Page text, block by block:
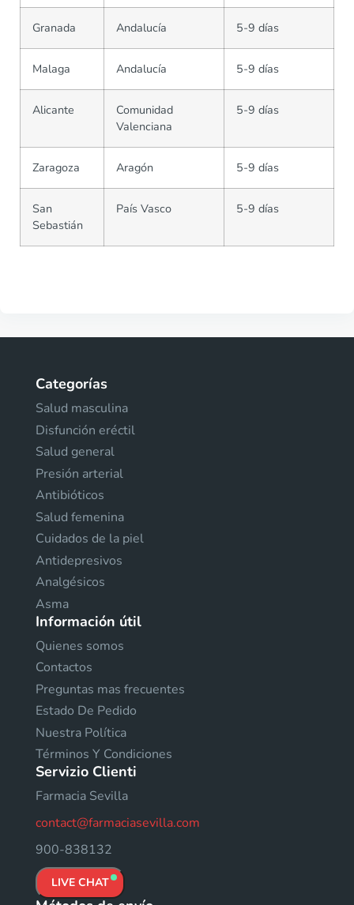
Granada Andalucía 5-9 días
Malaga Andalucía 5-9 días
Alicante
Comunidad
Valenciana
5-9 días
Zaragoza Aragón 5-9 días
San
Sebastián
País Vasco 5-9 días
Categorías
Salud masculina
Disfunción eréctil
Salud general
Presión arterial
Antibióticos
Salud femenina
Cuidados de la piel
Antidepresivos
Analgésicos
Asma
Información útil
Quienes somos
Contactos
Preguntas mas frecuentes
Estado De Pedido
Nuestra Política
Términos Y Condiciones
Servizio Clienti
Farmacia Sevilla
contact@farmaciasevilla.com
900-838132
LIVE CHAT